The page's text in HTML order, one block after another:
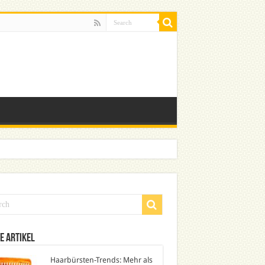
Artikel
Haarbürsten-Trends: Mehr als